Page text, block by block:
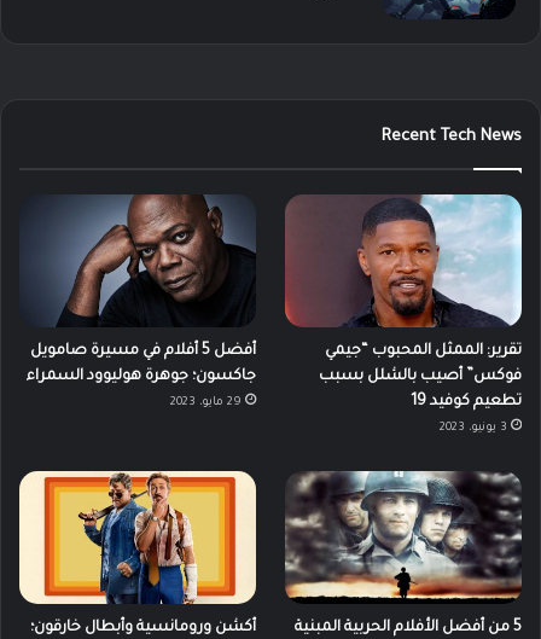
Recent Tech News
تقرير: الممثل المحبوب “جيمي
فوكس” أصيب بالشلل بسبب
تطعيم كوفيد 19
3 يونيو، 2023
أفضل 5 أفلام في مسيرة صامويل
جاكسون؛ جوهرة هوليوود السمراء
29 مايو، 2023
5 من أفضل الأفلام الحربية المبنية
أكشن ورومانسية وأبطال خارقون؛